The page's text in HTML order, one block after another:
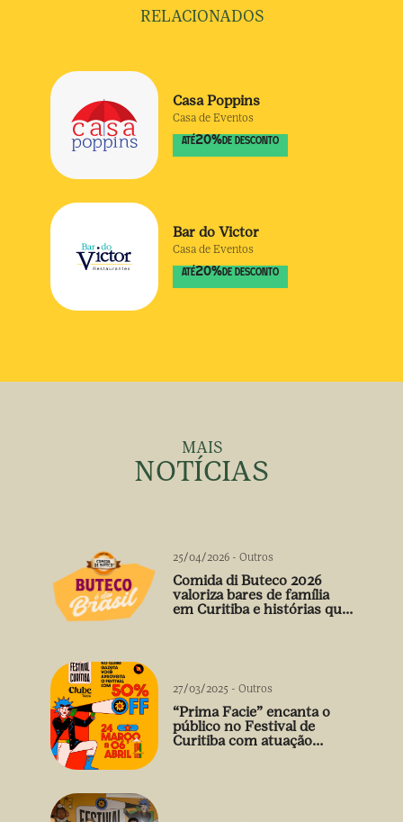
RELACIONADOS
Casa Poppins
Casa de Eventos
ATÉ20% DE DESCONTO
Bar do Victor
Casa de Eventos
ATÉ20% DE DESCONTO
MAIS
NOTÍCIAS
25/04/2026 - Outros
Comida di Buteco 2026
valoriza bares de família
em Curitiba e histórias que
27/03/2025 - Outros
“Prima Facie” encanta o
público no Festival de
Curitiba com atuação